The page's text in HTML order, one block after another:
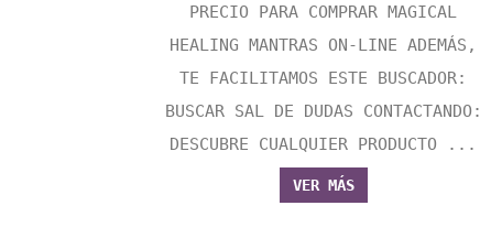
PRECIO PARA COMPRAR MAGICAL
HEALING MANTRAS ON-LINE ADEMÁS,
TE FACILITAMOS ESTE BUSCADOR:
BUSCAR SAL DE DUDAS CONTACTANDO:
DESCUBRE CUALQUIER PRODUCTO ...
VER MÁS